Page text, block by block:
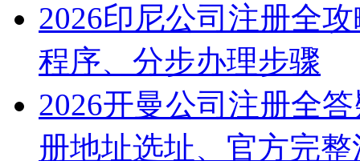
2026印尼公司注册全
程序、分步办理步骤
2026开曼公司注册全
册地址选址、官方完